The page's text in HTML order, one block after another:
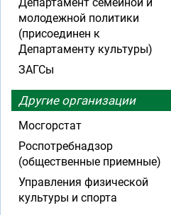
молодежной политики
(присоединен к
Департаменту культуры)
ЗАГСы
Другие организации
Мосгорстат
Роспотребнадзор
(общественные приемные)
Управления физической
культуры и спорта